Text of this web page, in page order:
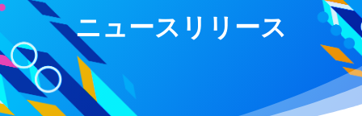
ニュースリリース